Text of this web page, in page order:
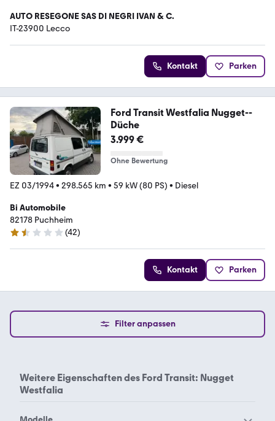
AUTO RESEGONE SAS DI NEGRI IVAN & C.
IT-23900 Lecco
Kontakt Parken
Ford Transit Westfalia Nugget--
Düche
3.999 €
Ohne Bewertung
EZ 03/1994• 298.565 km • 59 kW (80 PS) • Diesel
Bi Automobile
82178 Puchheim
1.7 Sterne
(42)
Kontakt Parken
Filter anpassen
Weitere Eigenschaften des Ford Transit: Nugget
Westfalia